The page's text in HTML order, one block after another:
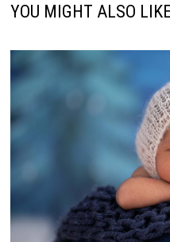
YOU MIGHT ALSO